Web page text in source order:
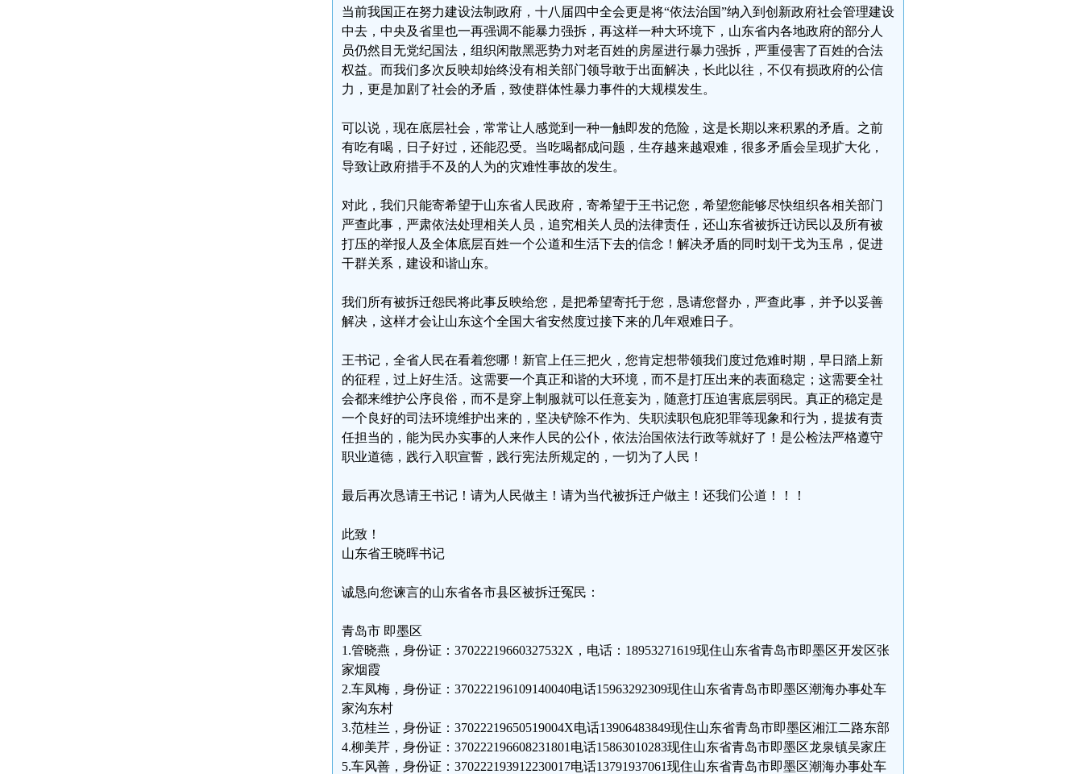
当前我国正在努力建设法制政府，十八届四中全会更是将“依法治国”纳入到创新政府社会管理建设
中去，中央及省里也一再强调不能暴力强拆，再这样一种大环境下，山东省内各地政府的部分人
员仍然目无党纪国法，组织闲散黑恶势力对老百姓的房屋进行暴力强拆，严重侵害了百姓的合法
权益。而我们多次反映却始终没有相关部门领导敢于出面解决，长此以往，不仅有损政府的公信
力，更是加剧了社会的矛盾，致使群体性暴力事件的大规模发生。
可以说，现在底层社会，常常让人感觉到一种一触即发的危险，这是长期以来积累的矛盾。之前
有吃有喝，日子好过，还能忍受。当吃喝都成问题，生存越来越艰难，很多矛盾会呈现扩大化，
导致让政府措手不及的人为的灾难性事故的发生。
对此，我们只能寄希望于山东省人民政府，寄希望于王书记您，希望您能够尽快组织各相关部门
严查此事，严肃依法处理相关人员，追究相关人员的法律责任，还山东省被拆迁访民以及所有被
打压的举报人及全体底层百姓一个公道和生活下去的信念！解决矛盾的同时划干戈为玉帛，促进
干群关系，建设和谐山东。
我们所有被拆迁怨民将此事反映给您，是把希望寄托于您，恳请您督办，严查此事，并予以妥善
解决，这样才会让山东这个全国大省安然度过接下来的几年艰难日子。
王书记，全省人民在看着您哪！新官上任三把火，您肯定想带领我们度过危难时期，早日踏上新
的征程，过上好生活。这需要一个真正和谐的大环境，而不是打压出来的表面稳定；这需要全社
会都来维护公序良俗，而不是穿上制服就可以任意妄为，随意打压迫害底层弱民。真正的稳定是
一个良好的司法环境维护出来的，坚决铲除不作为、失职渎职包庇犯罪等现象和行为，提拔有责
任担当的，能为民办实事的人来作人民的公仆，依法治国依法行政等就好了！是公检法严格遵守
职业道德，践行入职宣誓，践行宪法所规定的，一切为了人民！
最后再次恳请王书记！请为人民做主！请为当代被拆迁户做主！还我们公道！！！
此致！
山东省王晓晖书记
诚恳向您谏言的山东省各市县区被拆迁冤民：
青岛市 即墨区
1.管晓燕，身份证：37022219660327532X，电话：18953271619现住山东省青岛市即墨区开发区张
家烟霞
2.车凤梅，身份证：370222196109140040电话15963292309现住山东省青岛市即墨区潮海办事处车
家沟东村
3.范桂兰，身份证：37022219650519004X电话13906483849现住山东省青岛市即墨区湘江二路东部
4.柳美芹，身份证：370222196608231801电话15863010283现住山东省青岛市即墨区龙泉镇吴家庄
5.车风善，身份证：370222193912230017电话13791937061现住山东省青岛市即墨区潮海办事处车